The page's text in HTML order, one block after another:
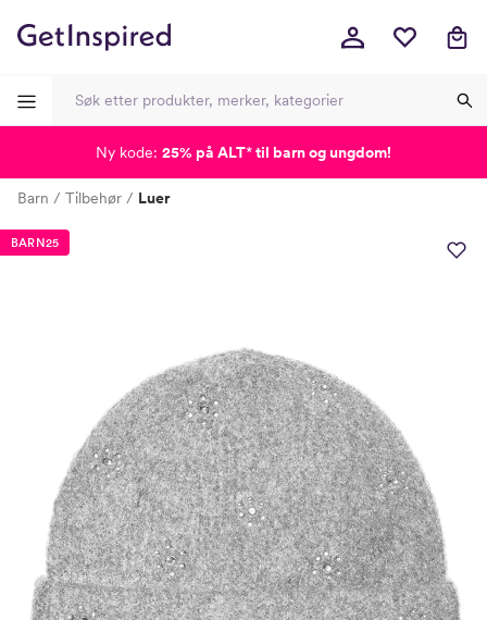
Barn Tilbehør Luer
BARN25
Ny kode: 25% på ALT*til barn og ungdom!
-
-
-
-